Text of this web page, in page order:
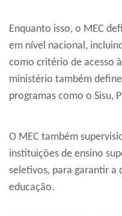
Enquanto isso, o MEC
em nível nacional,
como critério de acesso
ministério também
programas como o Sisu,
O MEC também
instituições de ensino
seletivos, para garantir a
educação.